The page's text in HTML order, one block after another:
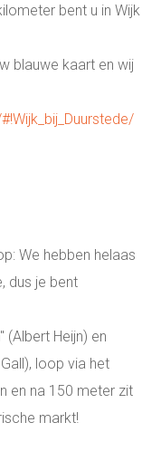
bent u in Wijk
blauwe kaart en wij
We hebben helaas
dus je bent
(Albert Heijn) en
loop via het
en na 150 meter zit
markt!